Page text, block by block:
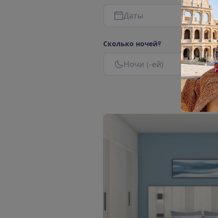
Даты
Сколько ночей?
Ночи (-ей)